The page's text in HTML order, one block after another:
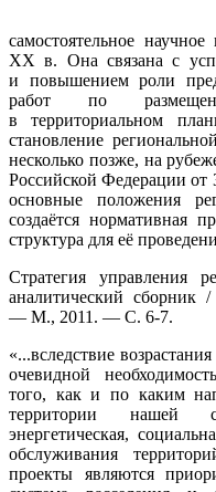
самостоятельное
ХХ в. Она связана с
и повышением роли
работ по
в территориальном
становление
несколько позже, на
Российской Федерации
основные положения
создаётся нормативная
структура для её
Стратегия управления
аналитический
— М., 2011. — С. 6-7.
«...вследствие
очевидной
того, как и по каким
территории нашей
энергетическая,
обслуживания
проекты являются